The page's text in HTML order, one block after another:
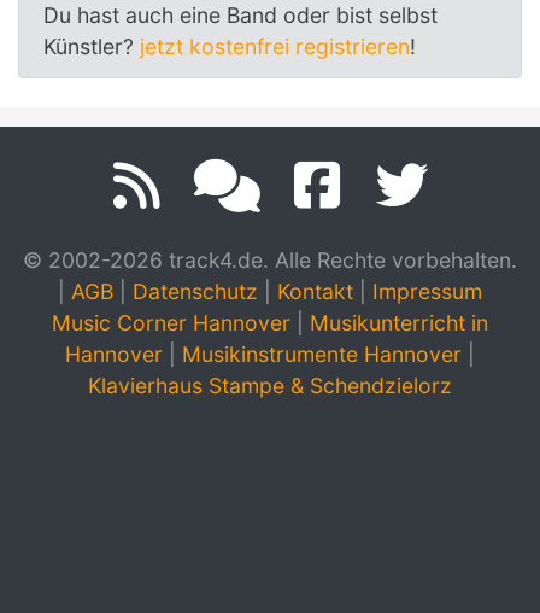
Du hast auch eine Band oder bist selbst
Künstler? jetzt kostenfrei registrieren!
© 2002-2026 track4.de. Alle Rechte vorbehalten.
AGB Datenschutz Kontakt
Impressum
Music Corner Hannover
Musikunterricht in
Hannover
Musikinstrumente Hannover
Klavierhaus Stampe & Schendzielorz